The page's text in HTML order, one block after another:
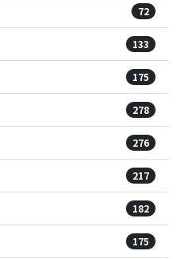
72
133
175
278
276
217
182
175